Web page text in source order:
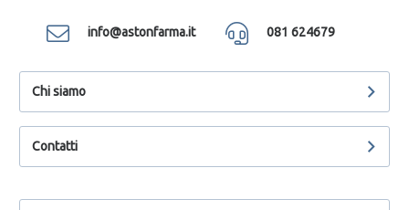
info@astonfarma.it 081 624679
Chi siamo
Contatti